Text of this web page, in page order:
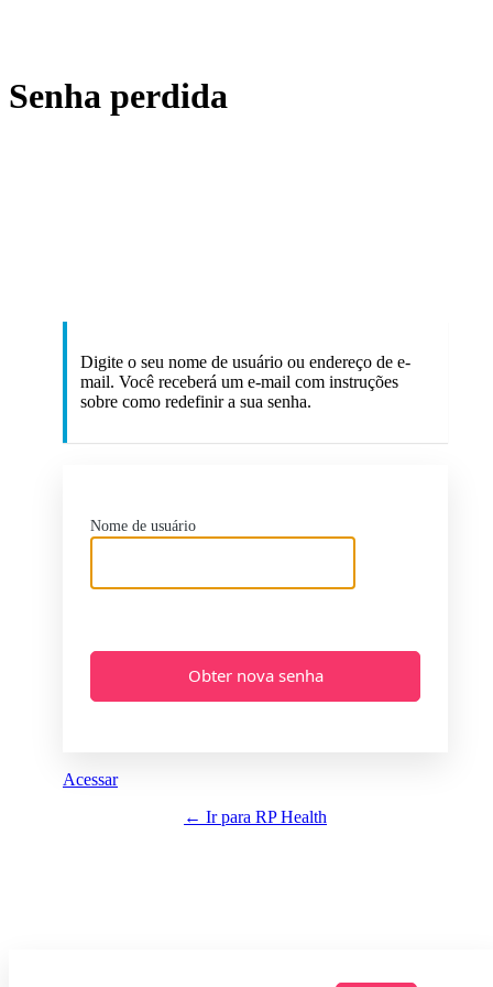
Senha perdida
Digite o seu nome de usuário ou endereço de e-
mail. Você receberá um e-mail com instruções
sobre como redefinir a sua senha.
Nome de usuário
Acessar
← Ir para RP Health